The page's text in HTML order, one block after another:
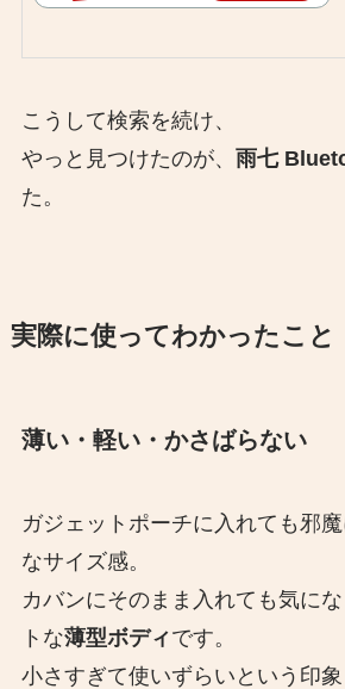
こうして検索を続け、
やっと見つけたのが、 雨七
た。
実際に使ってわかったこと
薄い・軽い・かさばらない
ガジェットポーチに入れても邪
なサイズ感。
カバンにそのまま入れても気に
トな薄型ボディです。
小さすぎて使いずらいという印象